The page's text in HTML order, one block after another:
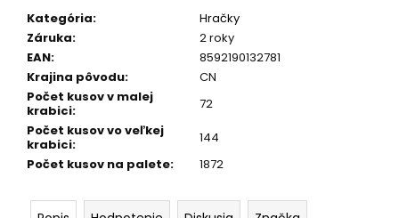
Kategória:
Hračky
Záruka:
2 roky
EAN:
8592190132781
Krajina pôvodu:
CN
Počet kusov v malej
krabici:
72
Počet kusov vo veľkej
krabici:
144
Počet kusov na palete: 1872
HB-
DRIFT
CAR
A01
€26
Pôvodne:
€30